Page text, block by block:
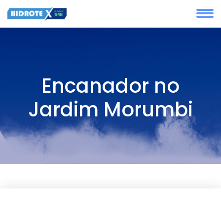
Encanador no
Jardim Morumbi